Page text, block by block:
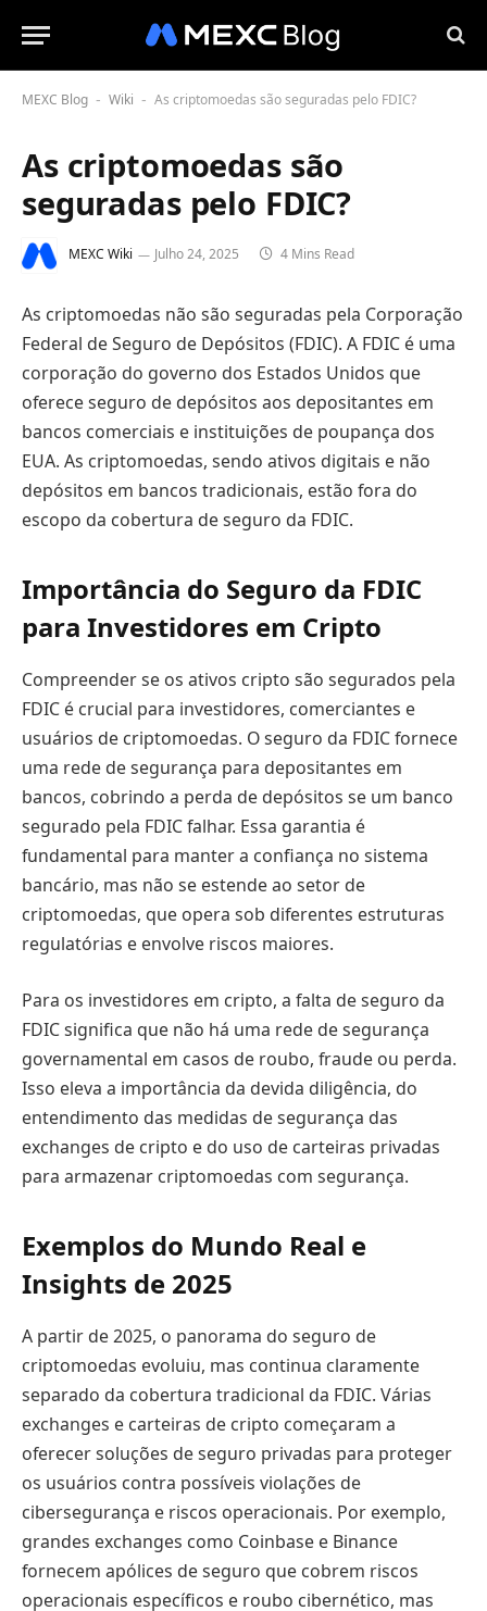
MEXC Blog - Wiki - As criptomoedas são seguradas pelo FDIC?
As criptomoedas são
seguradas pelo FDIC?
MEXC Wiki Julho 24, 2025 4 Mins Read
As criptomoedas não são seguradas pela Corporação
Federal de Seguro de Depósitos (FDIC). A FDIC é uma
corporação do governo dos Estados Unidos que
oferece seguro de depósitos aos depositantes em
bancos comerciais e instituições de poupança dos
EUA. As criptomoedas, sendo ativos digitais e não
depósitos em bancos tradicionais, estão fora do
escopo da cobertura de seguro da FDIC.
Importância do Seguro da FDIC
para Investidores em Cripto
Compreender se os ativos cripto são segurados pela
FDIC é crucial para investidores, comerciantes e
usuários de criptomoedas. O seguro da FDIC fornece
uma rede de segurança para depositantes em
bancos, cobrindo a perda de depósitos se um banco
segurado pela FDIC falhar. Essa garantia é
fundamental para manter a confiança no sistema
bancário, mas não se estende ao setor de
criptomoedas, que opera sob diferentes estruturas
regulatórias e envolve riscos maiores.
Para os investidores em cripto, a falta de seguro da
FDIC significa que não há uma rede de segurança
governamental em casos de roubo, fraude ou perda.
Isso eleva a importância da devida diligência, do
entendimento das medidas de segurança das
exchanges de cripto e do uso de carteiras privadas
para armazenar criptomoedas com segurança.
Exemplos do Mundo Real e
Insights de 2025
A partir de 2025, o panorama do seguro de
criptomoedas evoluiu, mas continua claramente
separado da cobertura tradicional da FDIC. Várias
exchanges e carteiras de cripto começaram a
oferecer soluções de seguro privadas para proteger
os usuários contra possíveis violações de
cibersegurança e riscos operacionais. Por exemplo,
grandes exchanges como Coinbase e Binance
fornecem apólices de seguro que cobrem riscos
operacionais específicos e roubo cibernético, mas